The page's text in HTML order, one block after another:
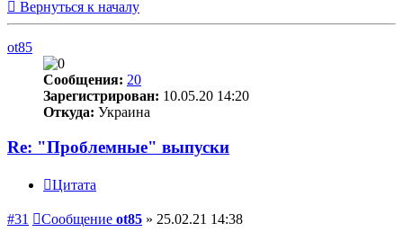
Вернуться к началу
ot85
Сообщения: 20
Зарегистрирован: 10.05.20 14:20
Откуда: Украина
Re: "Проблемные" выпуски
Цитата
#31 Сообщение ot85 » 25.02.21 14:38